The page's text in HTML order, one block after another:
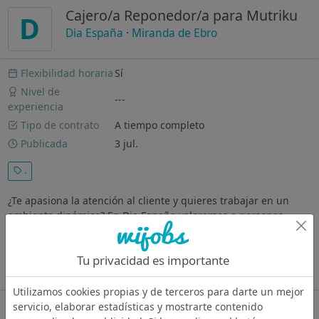
D Cajero/a Reponedor/a para Mutriku
Dia España · Miranda de Ebro
Flexibilidad horaria Sí
Nivel de
experiencia
---
Tipo de contrato
A tiempo completo
Publicada
3 jul.
.
¿Te apasiona la atención al cliente y quieres trabajar en un
ambiente dinámico? En Dia España valoramos a personas
como tú, que disfrutan de ofrecer una experiencia de compra
excepcional. ¡Queremos conocerte! Tu Misión Será Ser la cara
Ver más
Oferta desactivada
Tu privacidad es importante
Utilizamos cookies propias y de terceros para darte un mejor
servicio, elaborar estadísticas y mostrarte contenido